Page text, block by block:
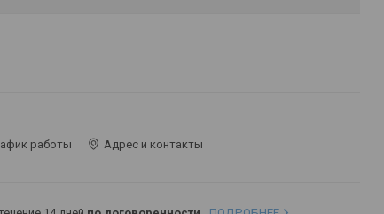
работы Адрес и контакты